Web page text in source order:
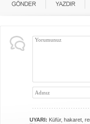
UYARI: Küfür, hakaret,